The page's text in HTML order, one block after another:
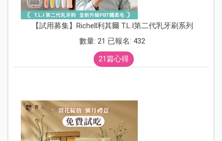
【試用募集】Richell利其爾 T.L.I第二代乳牙刷系列
數量: 21 已報名: 432
21篇心得